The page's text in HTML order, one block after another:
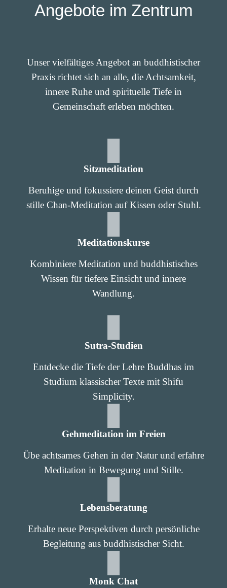
Angebote im Zentrum
Unser vielfältiges Angebot an buddhistischer
Praxis richtet sich an alle, die Achtsamkeit,
innere Ruhe und spirituelle Tiefe in
Gemeinschaft erleben möchten.
Sitzmeditation
Beruhige und fokussiere deinen Geist durch
stille Chan-Meditation auf Kissen oder Stuhl.
Meditationskurse
Kombiniere Meditation und buddhistisches
Wissen für tiefere Einsicht und innere
Wandlung.
Sutra-Studien
Entdecke die Tiefe der Lehre Buddhas im
Studium klassischer Texte mit Shifu
Simplicity.
Gehmeditation im Freien
Übe achtsames Gehen in der Natur und erfahre
Meditation in Bewegung und Stille.
Lebensberatung
Erhalte neue Perspektiven durch persönliche
Begleitung aus buddhistischer Sicht.
Monk Chat